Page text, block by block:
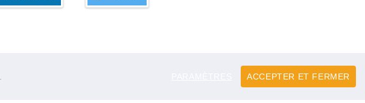
ACCEPTER ET FERMER